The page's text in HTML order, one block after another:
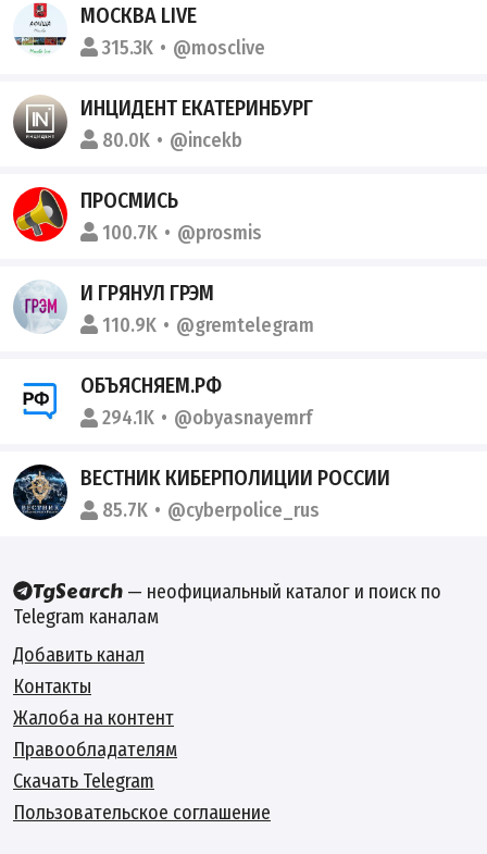
МОСКВА LIVE
315.3K @mosclive
ИНЦИДЕНТ ЕКАТЕРИНБУРГ
80.0K @incekb
ПРОСМИСЬ
100.7K @prosmis
И ГРЯНУЛ ГРЭМ
110.9K @gremtelegram
ОБЪЯСНЯЕМ.РФ
294.1K @obyasnayemrf
ВЕСТНИК КИБЕРПОЛИЦИИ РОССИИ
85.7K @cyberpolice_rus
— неофициальный каталог и поиск по
Telegram каналам
Добавить канал
Контакты
Жалоба на контент
Правообладателям
Скачать Telegram
Пользовательское соглашение